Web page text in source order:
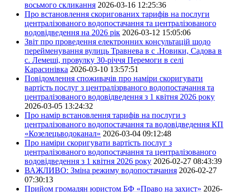
восьмого скликання 2026-03-16 12:25:36
Про встановлення скоригованих тарифів на послуги
централізованого водопостачання та централізованого
водовідведення на 2026 рік 2026-03-12 15:05:06
Звіт про проведення електронних консультацій щодо
перейменування вулиць Травнева в с .Новики, Садова в
с. Лемеші, провулку 30-річчя Перемоги в селі
Карасинівка 2026-03-10 13:57:51
Повідомлення споживачів про наміри скоригувати
вартість послуг з централізрваного водопостачання та
централізованого водовідведення з 1 квітня 2026 року
2026-03-05 13:24:32
Про намір встановлення тарифів на послуги з
централізованого водопостачання та водовідведення КП
«Козелецьводоканал» 2026-03-04 09:12:48
Про наміри скоригувати вартість послуг з
централізованого водопостачання та централізованого
водовідведення з 1 квітня 2026 року 2026-02-27 08:43:39
ВАЖЛИВО: Зміна режиму водопостачання 2026-02-27
07:30:13
Прийом громадян юристом БФ «Право на захист» 2026-